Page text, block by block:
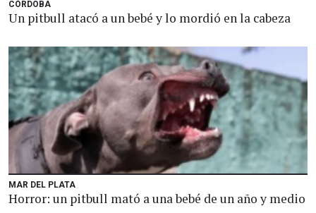
CÓRDOBA
Un pitbull atacó a un bebé y lo mordió en la cabeza
MAR DEL PLATA
Horror: un pitbull mató a una bebé de un año y medio